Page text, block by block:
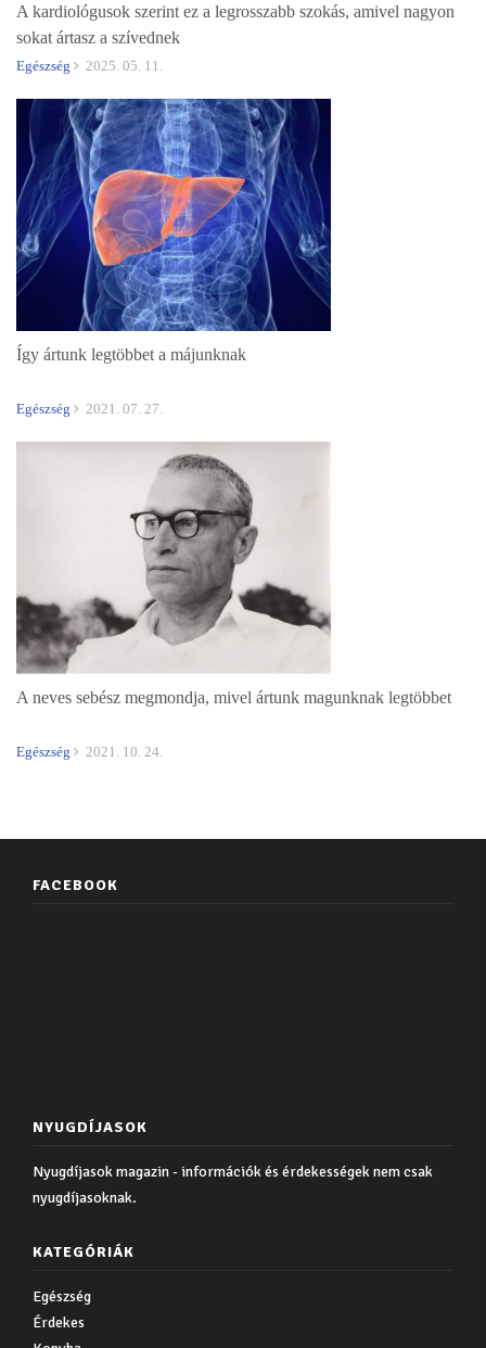
A kardiológusok szerint ez a legrosszabb szokás, amivel nagyon
sokat ártasz a szívednek
Egészség 2025. 05. 11.
Így ártunk legtöbbet a májunknak
Egészség 2021. 07. 27.
A neves sebész megmondja, mivel ártunk magunknak legtöbbet
Egészség 2021. 10. 24.
FACEBOOK
NYUGDÍJASOK
Nyugdíjasok magazin - információk és érdekességek nem csak
nyugdíjasoknak.
KATEGÓRIÁK
Egészség
Érdekes